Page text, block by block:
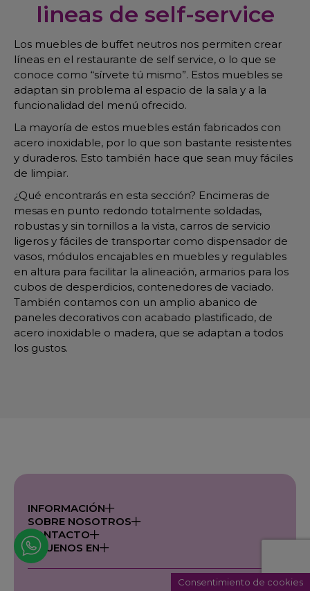
lineas de self-service
Los muebles de buffet neutros nos permiten crear
líneas en el restaurante de self service, o lo que se
conoce como “sírvete tú mismo”. Estos muebles se
adaptan sin problema al espacio de la sala y a la
funcionalidad del menú ofrecido.
La mayoría de estos muebles están fabricados con
acero inoxidable, por lo que son bastante resistentes
y duraderos. Esto también hace que sean muy fáciles
de limpiar.
¿Qué encontrarás en esta sección? Encimeras de
mesas en punto redondo totalmente soldadas,
robustas y sin tornillos a la vista, carros de servicio
ligeros y fáciles de transportar como dispensador de
vasos, módulos encajables en muebles y regulables
en altura para facilitar la alineación, armarios para los
cubos de desperdicios, contenedores de vaciado.
También contamos con un amplio abanico de
paneles decorativos con acabado plastificado, de
acero inoxidable o madera, que se adaptan a todos
los gustos.
INFORMACIÓN
SOBRE NOSOTROS
CONTACTO
SÍGUENOS EN
Consentimiento de cookies